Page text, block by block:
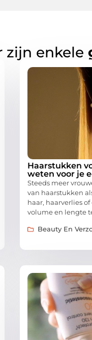
zijn enkele
Haarstukken
weten voor je
Steeds meer
van haarstukken
haar, haarverlies
volume en lengte
Beauty En